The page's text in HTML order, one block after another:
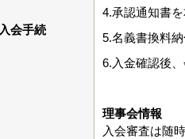
入会手続
4.承認通知書
5.名義書換料
6.入金確認後
理事会情報
入会審査は随